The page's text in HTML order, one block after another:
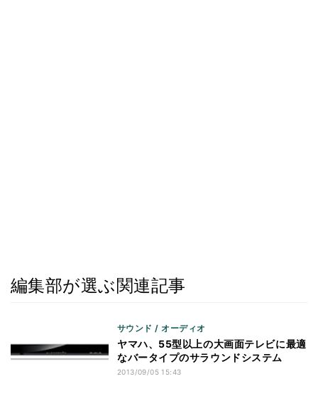
編集部が選ぶ関連記事
サウンド / オーディオ
ヤマハ、55型以上の大画面テレビに最適
なバータイプのサラウンドシステム
2013/09/05 15:43